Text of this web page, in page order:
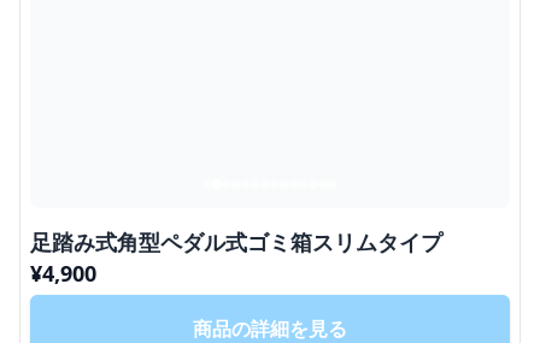
足踏み式角型ペダル式ゴミ箱スリムタイプ
¥4,900
商品の詳細を見る